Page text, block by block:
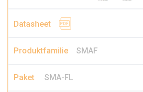
SMAF
SMA-FL